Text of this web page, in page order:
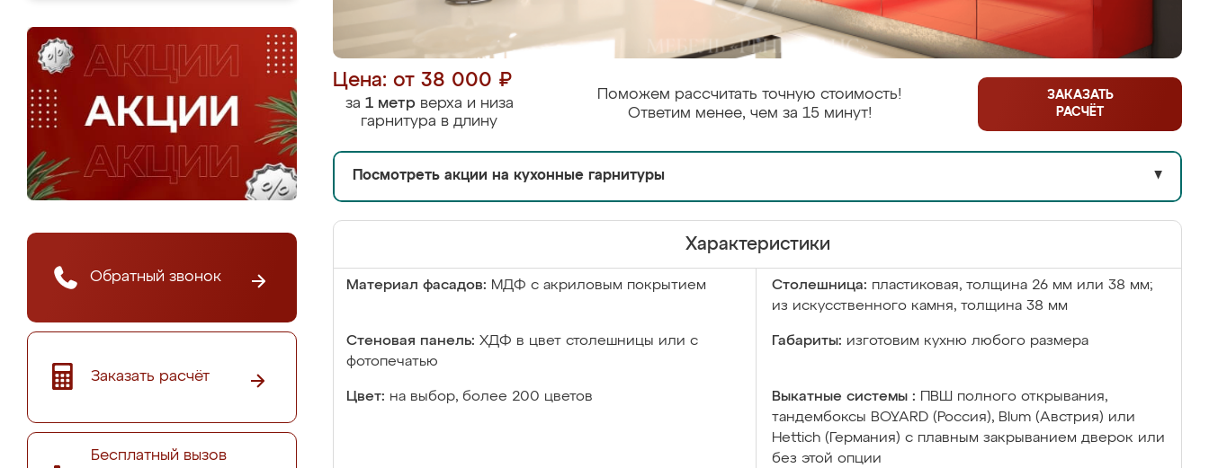
Обратный звонок
Заказать расчёт
Бесплатный вызов
Цена: от 38 000 ₽
за 1 метрверха и низа
гарнитура в длину
Поможем рассчитать точную стоимость!
Ответим менее, чем за 15 минут!
ЗАКАЗАТЬ
РАСЧЁТ
Посмотреть акции на кухонные гарнитуры ▼
Характеристики
Материал фасадов: МДФ с акриловым покрытием Столешница: пластиковая, толщина 26 мм или 38 мм;
из искусственного камня, толщина 38 мм
Стеновая панель: ХДФ в цвет столешницы или с
фотопечатью
Габариты: изготовим кухню любого размера
Цвет: на выбор, более 200 цветов Выкатные системы :
ПВШ полного открывания,
тандембоксы BOYARD (Россия), Blum (Австрия) или
Hettich (Германия) с плавным закрыванием дверок или
без этой опции